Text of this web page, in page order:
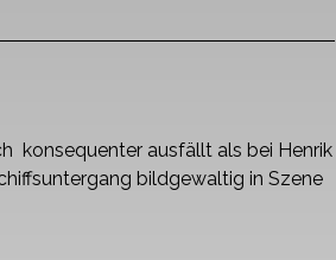
konsequenter ausfällt als bei Henrik
bildgewaltig in Szene